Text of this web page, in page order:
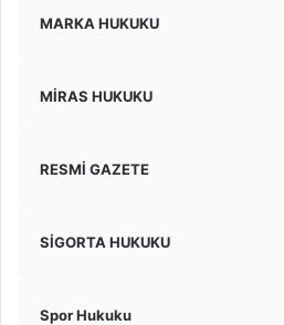
MARKA HUKUKU
MİRAS HUKUKU
RESMİ GAZETE
SİGORTA HUKUKU
Spor Hukuku